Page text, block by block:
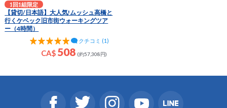
1回1組限定
【貸切/日本語】大人気!ムッシュ高橋と
行くケベック旧市街ウォーキングツア
ー（4時間）
クチコミ (1)
CA$ 508 (約57,308円)